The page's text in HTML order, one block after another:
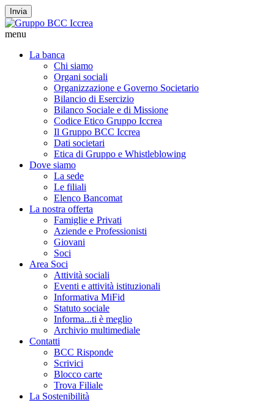
Invia
menu
La banca
Chi siamo
Organi sociali
Organizzazione e Governo Societario
Bilancio di Esercizio
Bilanco Sociale e di Missione
Codice Etico Gruppo Iccrea
Il Gruppo BCC Iccrea
Dati societari
Etica di Gruppo e Whistleblowing
Dove siamo
La sede
Le filiali
Elenco Bancomat
La nostra offerta
Famiglie e Privati
Aziende e Professionisti
Giovani
Soci
Area Soci
Attività sociali
Eventi e attività istituzionali
Informativa MiFid
Statuto sociale
Informa...ti è meglio
Archivio multimediale
Contatti
BCC Risponde
Scrivici
Blocco carte
Trova Filiale
La Sostenibilità